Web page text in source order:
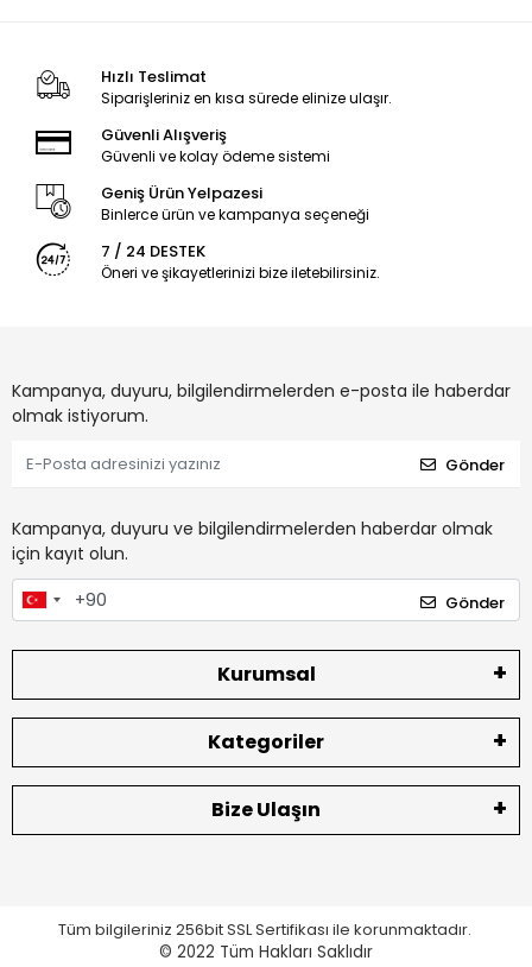
Hızlı Teslimat
Siparişleriniz en kısa sürede elinize ulaşır.
Güvenli Alışveriş
Güvenli ve kolay ödeme sistemi
Geniş Ürün Yelpazesi
Binlerce ürün ve kampanya seçeneği
7 / 24 DESTEK
Öneri ve şikayetlerinizi bize iletebilirsiniz.
Kampanya, duyuru, bilgilendirmelerden e-posta ile haberdar
olmak istiyorum.
Gönder
Kampanya, duyuru ve bilgilendirmelerden haberdar olmak
için kayıt olun.
Gönder
Kurumsal
Kategoriler
Bize Ulaşın
Tüm bilgileriniz 256bit SSL Sertifikası ile korunmaktadır.
© 2022 Tüm Hakları Saklıdır